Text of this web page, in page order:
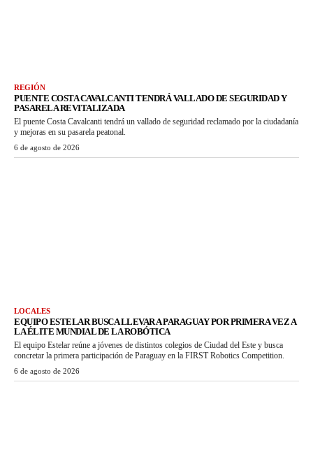
REGIÓN
PUENTE COSTA CAVALCANTI TENDRÁ VALLADO DE SEGURIDAD Y
PASARELA REVITALIZADA
El puente Costa Cavalcanti tendrá un vallado de seguridad reclamado por la ciudadanía
y mejoras en su pasarela peatonal.
6 de agosto de 2026
LOCALES
EQUIPO ESTELAR BUSCA LLEVAR A PARAGUAY POR PRIMERA VEZ A
LA ÉLITE MUNDIAL DE LA ROBÓTICA
El equipo Estelar reúne a jóvenes de distintos colegios de Ciudad del Este y busca
concretar la primera participación de Paraguay en la FIRST Robotics Competition.
6 de agosto de 2026